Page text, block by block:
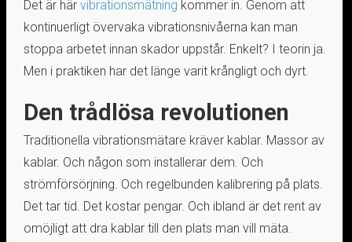
Det är här vibrationsmätning kommer in. Genom att
kontinuerligt övervaka vibrationsnivåerna kan man
stoppa arbetet innan skador uppstår. Enkelt? I teorin ja.
Men i praktiken har det länge varit krångligt och dyrt.
Den trådlösa revolutionen
Traditionella vibrationsmätare kräver kablar. Massor av
kablar. Och någon som installerar dem. Och
strömförsörjning. Och regelbunden kalibrering på plats.
Det tar tid. Det kostar pengar. Och ibland är det rent av
omöjligt att dra kablar till den plats man vill mäta.